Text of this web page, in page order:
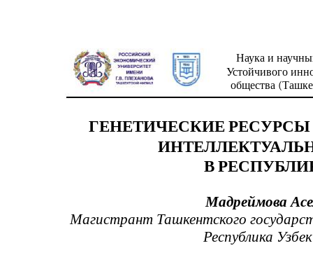
Наука и
Устойчивого
общества
ГЕНЕТИЧЕСКИЕ РЕСУРСЫ
В
Мадреймова
Магистрант Ташкентского
Республика